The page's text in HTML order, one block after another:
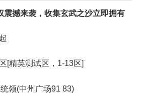
撼来袭，收集玄武之沙立即拥有
[精英测试区，1-13区]
领(中州广场91 83)